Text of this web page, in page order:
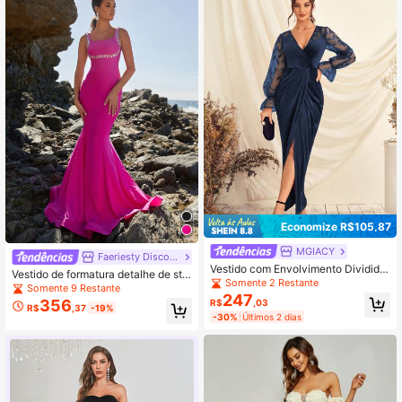
Faeriesty Discount
Vestido de formatura detalhe de str
ass bainha de sereia
Somente 9 Restante
R$356 ,37 -19%
Economize R$105,87
MGIACY
Vestido com Envolvimento Dividido
Combinação de Tela Bordada Elega
nte
Somente 2 Restante
R$247 ,03
-30% Últimos 2 dias